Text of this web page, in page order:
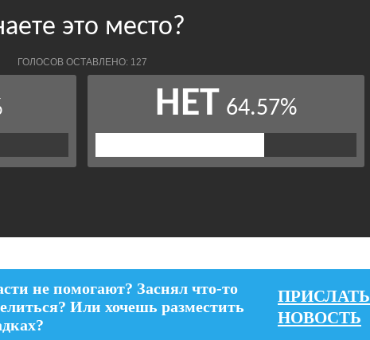
не помогают? Заснял что-то
Или хочешь разместить
ПРИСЛАТЬ
НОВОСТЬ